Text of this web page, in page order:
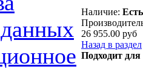
Наличие: Есть
26 955.00 руб
Назад в раздел
Подходит для